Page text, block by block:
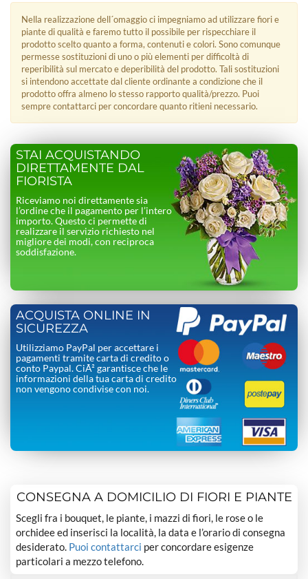
Nella realizzazione dell´omaggio ci impegniamo ad utilizzare fiori e
piante di qualità e faremo tutto il possibile per rispecchiare il
prodotto scelto quanto a forma, contenuti e colori. Sono comunque
permesse sostituzioni di uno o più elementi per difficoltà di
reperibilità sul mercato e deperibilità del prodotto. Tali sostituzioni
si intendono accettate dal cliente ordinante a condizione che il
prodotto offra almeno lo stesso rapporto qualità/prezzo. Puoi
sempre contattarci per concordare quanto ritieni necessario.
STAI ACQUISTANDO
DIRETTAMENTE DAL
FIORISTA
Riceviamo noi direttamente sia
l’ordine che il pagamento per l’intero
importo. Questo ci permette di
realizzare il servizio richiesto nel
migliore dei modi, con reciproca
soddisfazione.
ACQUISTA ONLINE IN
SICUREZZA
Utilizziamo PayPal per accettare i
pagamenti tramite carta di credito o
conto Paypal. CiÃ² garantisce che le
informazioni della tua carta di credito
non vengono condivise con noi.
CONSEGNA A DOMICILIO DI FIORI E PIANTE
Scegli fra i bouquet, le piante, i mazzi di fiori, le rose o le
orchidee ed inserisci la località, la data e l’orario di consegna
desiderato. Puoi contattarci per concordare esigenze
particolari a mezzo telefono.